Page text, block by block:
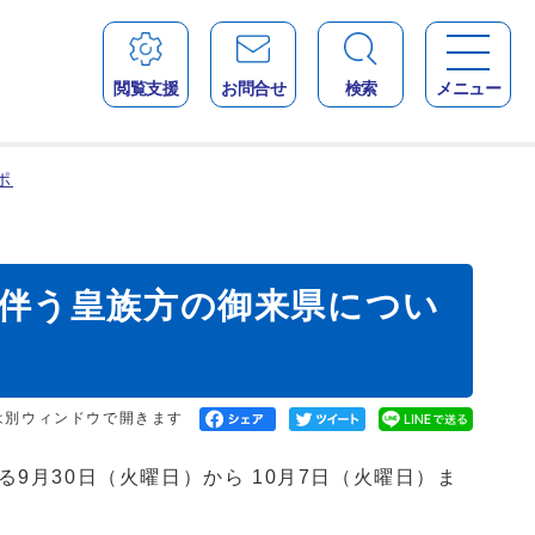
閲覧支援 お問合せ 検索 メニュー
う皇族方の御来県につい
ウィンドウで開きます
9月30日（火曜日）から 10月7日（火曜日）ま